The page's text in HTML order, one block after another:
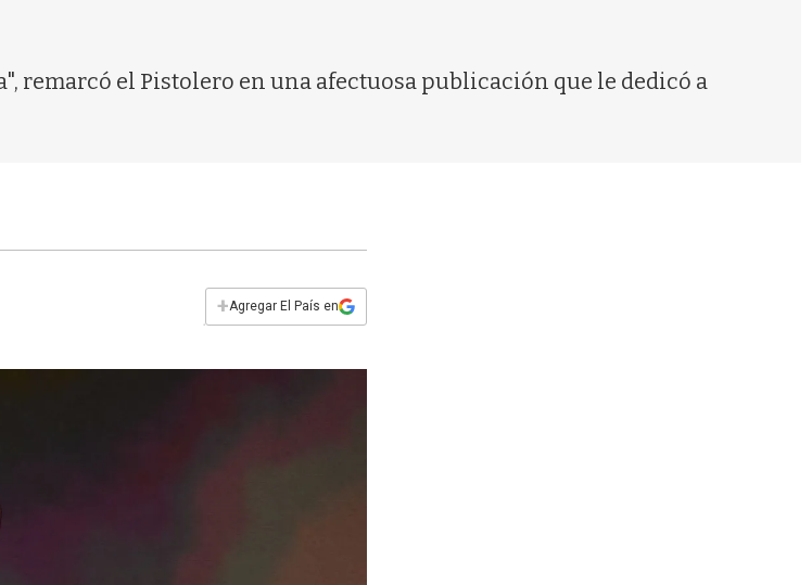
remarcó el Pistolero en una afectuosa publicación que le dedicó a
+Agregar El País en